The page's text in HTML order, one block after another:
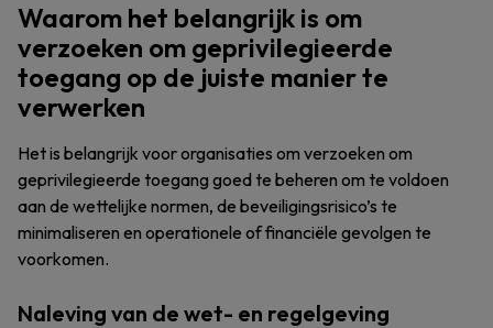
Waarom het belangrijk is om
verzoeken om geprivilegieerde
toegang op de juiste manier te
verwerken
Het is belangrijk voor organisaties om verzoeken om
geprivilegieerde toegang goed te beheren om te voldoen
aan de wettelijke normen, de beveiligingsrisico’s te
minimaliseren en operationele of financiële gevolgen te
voorkomen.
Naleving van de wet- en regelgeving